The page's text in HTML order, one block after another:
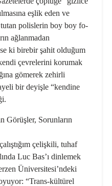
eşlik eden ve
polislerin boy boy fo­
ağlanmadan
ki birebir şahit olduğum
çevrelerini korumak
gömerek zehirli
bir deyişle “kendine
Görüşler, Sorunların
çelişkili, tuhaf
Luc Bas’ı dinlemek
Üniversitesi’ndeki
“Trans-kültürel